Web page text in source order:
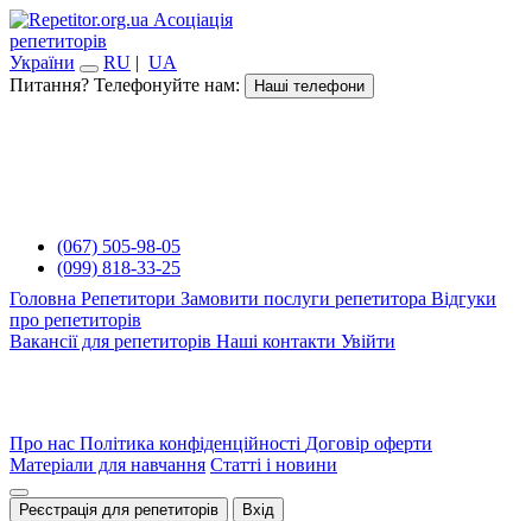
Асоціація
репетиторів
України
RU | UA
Питання? Телефонуйте нам:
Наші телефони
(067) 505-98-05
(099) 818-33-25
Головна Репетитори Замовити послуги репетитора Відгуки
про репетиторів
Вакансії для репетиторів Наші контакти Увійти
Про нас Політика конфіденційності Договір оферти
Матеріали для навчання Статті і новини
Реєстрація для репетиторів Вхід